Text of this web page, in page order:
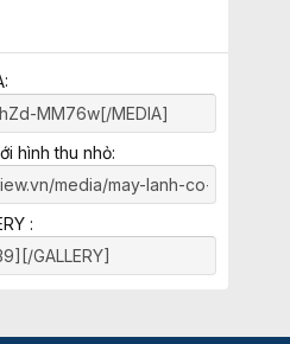
g
hình thu nhỏ